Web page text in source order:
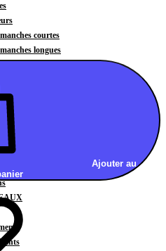
courtes
longues
capuche
zippé
Ajouter au